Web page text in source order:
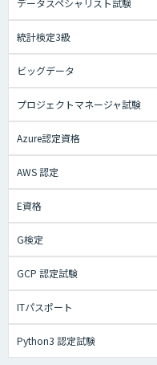
統計検定3級
ビッグデータ
プロジェクトマネージャ試験
Azure認定資格
AWS 認定
E資格
G検定
GCP 認定試験
ITパスポート
Python3 認定試験